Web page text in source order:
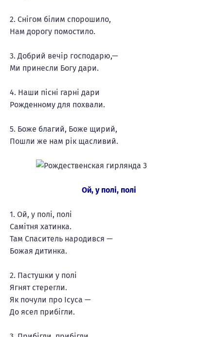
2. Снігом білим спорошило,
Нам дорогу помостило.
3. Добрий вечір господарю,—
Ми принесли Богу дари.
4. Наши пісні гарні дари
Рожденному для похвали.
5. Боже благий, Боже щирий,
Пошли же нам рік щасливий.
Ой, у полі, полі
1. Ой, у полі, полі
Самітня хатинка.
Там Спаситель народився —
Божая дитинка.
2. Пастушки у полі
Ягнят стерегли.
Як почули про Ісуса —
До ясел прибігли.